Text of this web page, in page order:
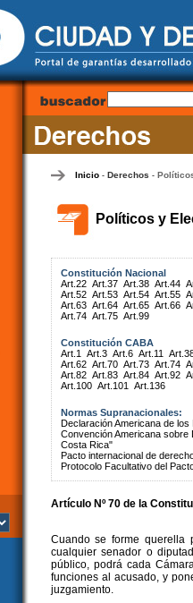
Inicio- Derechos -
Políticos y
Constitución Nacional
Art.22 Art.37 Art.38 Art.44
Art.52 Art.53 Art.54 Art.55
Art.63 Art.64 Art.65 Art.66
Art.74 Art.75 Art.99
Constitución CABA
Art.1
Art.3 Art.6 Art.11
Art.62 Art.70 Art.73 Art.74
Art.82 Art.83 Art.84 Art.92
Art.100 Art.101 Art.136
Normas Supranacionales:
Declaración Americana de
Convención Americana
Costa Rica"
Pacto internacional de
Protocolo Facultativo del
Artículo Nº 70 de la
Cuando se forme querella
cualquier senador o
público, podrá cada
funciones al acusado, y
juzgamiento.